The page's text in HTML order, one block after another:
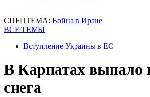
СПЕЦТЕМА: Война в Иране
ВСЕ ТЕМЫ
Вступление Украины в ЕС
В Карпатах выпало
снега